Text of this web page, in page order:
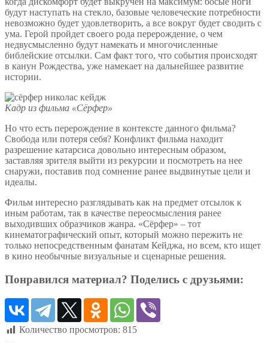
будут наступать на стекло, базовые человеческие потребности
невозможно будет удовлетворить, а все вокруг будет сводить с
ума. Герой пройдет своего рода перерождение, о чем
недвусмысленно будут намекать и многочисленные
библейские отсылки. Сам факт того, что события происходят
в канун Рождества, уже намекает на дальнейшее развитие
истории.
Кадр из фильма «Сёрфер»
Но что есть перерождение в контексте данного фильма?
Свобода или потеря себя? Конфликт фильма находит
разрешение катарсиса довольно интересным образом,
заставляя зрителя выйти из рекурсии и посмотреть на нее
снаружи, поставив под сомнение ранее выдвинутые цели и
идеалы.
Фильм интересно разглядывать как на предмет отсылок к
иным работам, так в качестве переосмысления ранее
выходивших образчиков жанра. «Сёрфер» – тот
кинематографический опыт, который можно пережить не
только непосредственным фанатам Кейджа, но всем, кто ищет
в кино необычные визуальные и сценарные решения.
Понравился материал? Поделись с друзьями:
Количество просмотров: 815